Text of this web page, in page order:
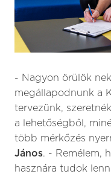
- Nagyon örülök
megállapodnunk a
tervezünk,
a lehetőségből,
több mérkőzés
János. - Remélem,
hasznára tudok